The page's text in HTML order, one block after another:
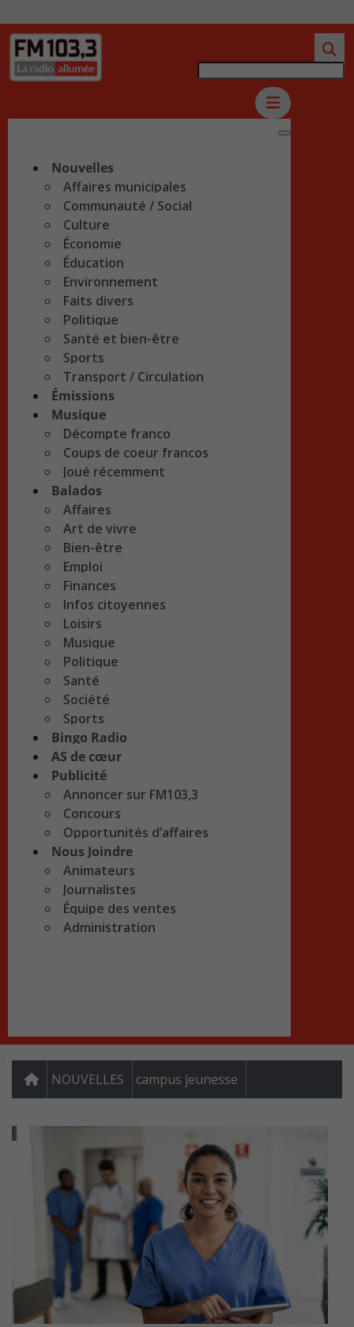
Nouvelles
Affaires municipales
Communauté / Social
Culture
Économie
Éducation
Environnement
Faits divers
Politique
Santé et bien-être
Sports
Transport / Circulation
Émissions
Musique
Décompte franco
Coups de coeur francos
Joué récemment
Balados
Affaires
Art de vivre
Bien-être
Emploi
Finances
Infos citoyennes
Loisirs
Musique
Politique
Santé
Société
Sports
Bingo Radio
AS de cœur
Publicité
Annoncer sur FM103,3
Concours
Opportunités d’affaires
Nous Joindre
Animateurs
Journalistes
Équipe des ventes
Administration
NOUVELLES campus jeunesse